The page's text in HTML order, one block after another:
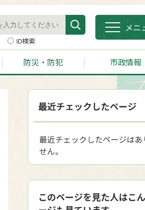
ID検索
メニ
防災・防犯 市政情報
最近チェックしたページ
最近チェックしたページはあ
せん。
このページを見た人はこ